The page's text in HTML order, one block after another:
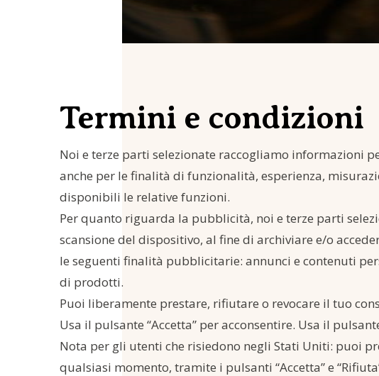
Termini e condizioni
Noi e terze parti selezionate raccogliamo informazioni
anche per le finalità di funzionalità, esperienza,
disponibili le relative funzioni.
Per quanto riguarda la pubblicità, noi e terze parti
scansione del dispositivo, al fine di archiviare e/o
le seguenti finalità pubblicitarie: annunci e contenuti
di prodotti.
Puoi liberamente prestare, rifiutare o revocare il tuo
Usa il pulsante “Accetta” per acconsentire. Usa il
Nota per gli utenti che risiedono negli Stati Uniti: puoi
qualsiasi momento, tramite i pulsanti “Accetta” e